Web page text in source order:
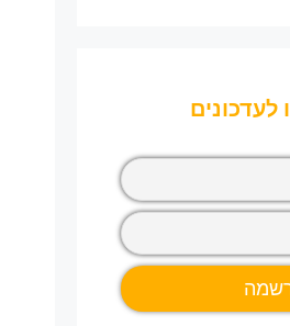
לעדכונים